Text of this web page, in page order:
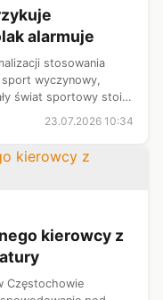
alarmuje
stosowania
wyczynowy,
świat sportowy stoi
anaboliczno-
23.07.2026 10:34
kierowcy z
Częstochowie